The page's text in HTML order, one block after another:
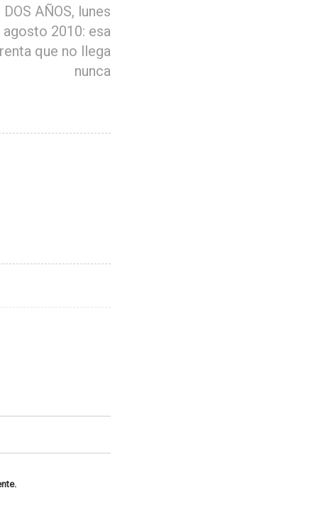
DOS AÑOS, lunes
agosto 2010: esa
que no llega
nunca